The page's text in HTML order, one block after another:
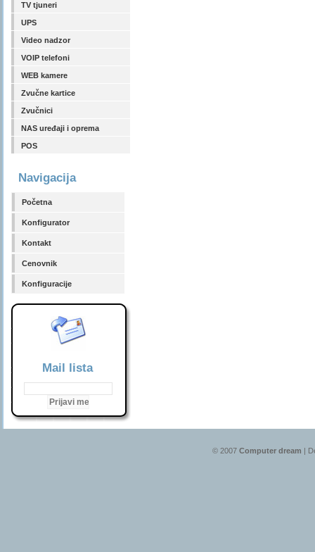
TV tjuneri
UPS
Video nadzor
VOIP telefoni
WEB kamere
Zvučne kartice
Zvučnici
NAS uređaji i oprema
POS
Navigacija
Početna
Konfigurator
Kontakt
Cenovnik
Konfiguracije
Mail lista
© 2007 Computer dream |